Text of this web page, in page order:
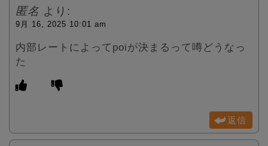
匿名 より:
9月 16, 2025 10:01 am
内部レートによってpoiが決まるって噂どうなっ
た
返信